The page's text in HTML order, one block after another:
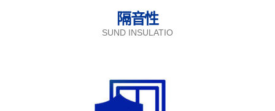
隔音性
SUND INSULATIO